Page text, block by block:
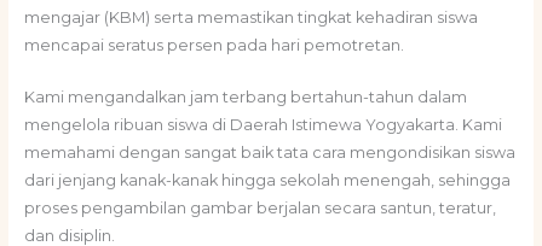
mengajar (KBM) serta memastikan tingkat kehadiran siswa
mencapai seratus persen pada hari pemotretan.
Kami mengandalkan jam terbang bertahun-tahun dalam
mengelola ribuan siswa di Daerah Istimewa Yogyakarta. Kami
memahami dengan sangat baik tata cara mengondisikan siswa
dari jenjang kanak-kanak hingga sekolah menengah, sehingga
proses pengambilan gambar berjalan secara santun, teratur,
dan disiplin.